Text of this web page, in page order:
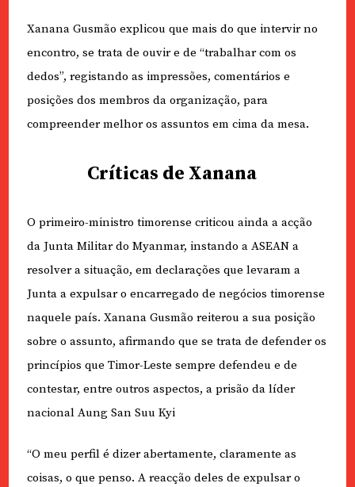
Xanana Gusmão explicou que mais do que intervir no
encontro, se trata de ouvir e de “trabalhar com os
dedos”, registando as impressões, comentários e
posições dos membros da organização, para
compreender melhor os assuntos em cima da mesa.
Críticas de Xanana
O primeiro-ministro timorense criticou ainda a acção
da Junta Militar do Myanmar, instando a ASEAN a
resolver a situação, em declarações que levaram a
Junta a expulsar o encarregado de negócios timorense
naquele país. Xanana Gusmão reiterou a sua posição
sobre o assunto, afirmando que se trata de defender os
princípios que Timor-Leste sempre defendeu e de
contestar, entre outros aspectos, a prisão da líder
nacional Aung San Suu Kyi
“O meu perfil é dizer abertamente, claramente as
coisas, o que penso. A reacção deles de expulsar o